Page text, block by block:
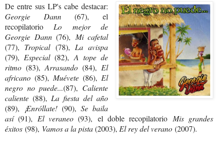
De entre sus LP's cabe destacar:
Georgie Dann(67), el
recopilatorio Lo mejor de
Georgie Dann(76), Mi cafetal
(77), Tropical (78), La avispa
(79), Especial(82), A tope de
ritmo (83),Arrasando (84), El
africano (85), Muévete(86), El
negro no puede...(87), Caliente
caliente (88), La fiesta del año
(89),
¡Enróllate!(90),Se baila
así(91), El veraneo(93), el doble recopilatorio Mis grandes
éxitos (98), Vamos a la pista(2003), El rey del verano (2007).